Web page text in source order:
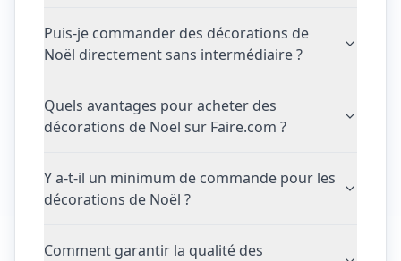
Puis-je commander des décorations de
Noël directement sans intermédiaire ?
Quels avantages pour acheter des
décorations de Noël sur Faire.com ?
Y a-t-il un minimum de commande pour les
décorations de Noël ?
Comment garantir la qualité des